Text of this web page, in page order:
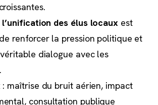
l’unification des élus locaux est
renforcer la pression politique et
dialogue avec les
: maîtrise du bruit aérien, impact
consultation publique